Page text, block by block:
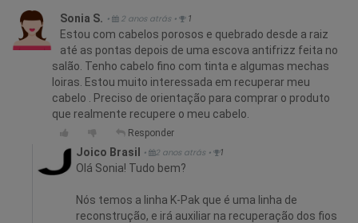
Sonia S. • 2 anos atrás • 1
Estou com cabelos porosos e quebrado desde a raiz
até as pontas depois de uma escova antifrizz feita no
salão. Tenho cabelo fino com tinta e algumas mechas
loiras. Estou muito interessada em recuperar meu
cabelo . Preciso de orientação para comprar o produto
que realmente recupere o meu cabelo.
Responder
Joico Brasil • 2 anos atrás • 1
Olá Sonia! Tudo bem?
Nós temos a linha K-Pak que é uma linha de
reconstrução, e irá auxiliar na recuperação dos fios